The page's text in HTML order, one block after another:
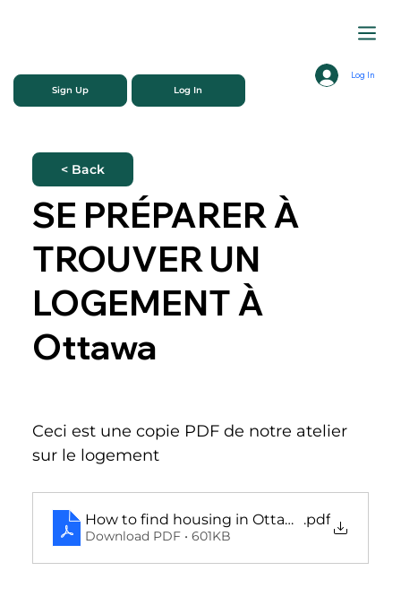
Log In
Sign Up Log In
< Back
SE PRÉPARER À
TROUVER UN
LOGEMENT À
Ottawa
Ceci est une copie PDF de notre atelier
sur le logement
How to find housing in Ottawa_FRENCH
.pdf
Download PDF • 601KB